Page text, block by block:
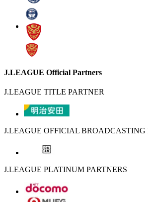
J.LEAGUE Official Partners
J.LEAGUE TITLE PARTNER
J.LEAGUE OFFICIAL BROADCASTING
J.LEAGUE PLATINUM PARTNERS